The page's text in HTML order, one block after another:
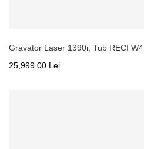
Gravator Laser 1390i, Tub RECI W4
25,999.00 Lei